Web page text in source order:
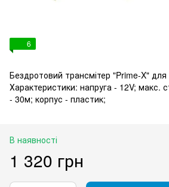
6
Бездротовий трансмітер "Prime-X"
Характеристики: напруга - 12V; макс.
- 30м; корпус - пластик;
В наявності
1 320 грн